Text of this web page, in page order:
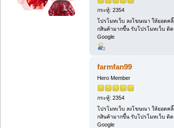
กระทู้: 2354
โปรโมทเว็บ ลงโฆษณา ให้ยอดคลิ๊
กสินค้ามากขึ้น รับโปรโมทเว็บ ติด
Google
farmfan99
Hero Member
กระทู้: 2354
โปรโมทเว็บ ลงโฆษณา ให้ยอดคลิ๊
กสินค้ามากขึ้น รับโปรโมทเว็บ ติด
Google